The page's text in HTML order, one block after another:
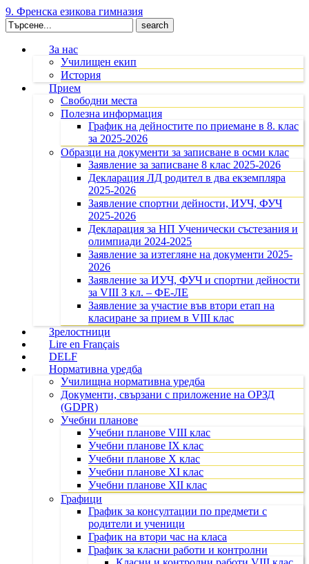
9. Френска езикова гимназия
Search
for:
За нас
Училищен екип
История
Прием
Свободни места
Полезна информация
График на дейностите по приемане в 8. клас
за 2025-2026
Образци на документи за записване в осми клас
Заявление за записване 8 клас 2025-2026
Декларация ЛД родител в два екземпляра
2025-2026
Заявление спортни дейности, ИУЧ, ФУЧ
2025-2026
Декларация за НП Ученически състезания и
олимпиади 2024-2025
Заявление за изтегляне на документи 2025-
2026
Заявление за ИУЧ, ФУЧ и спортни дейности
за VIII З кл. – ФЕ-ЛЕ
Заявление за участие във втори етап на
класиране за прием в VIII клас
Зрелостници
Lire en Français
DELF
Нормативна уредба
Училищна нормативна уредба
Документи, свързани с приложение на ОРЗД
(GDPR)
Учебни планове
Учебни планове VIII клас
Учебни планове IX клас
Учебни планове X клас
Учебни планове XI клас
Учебни планове XII клас
Графици
График за консултации по предмети с
родители и ученици
График на втори час на класа
График за класни работи и контролни